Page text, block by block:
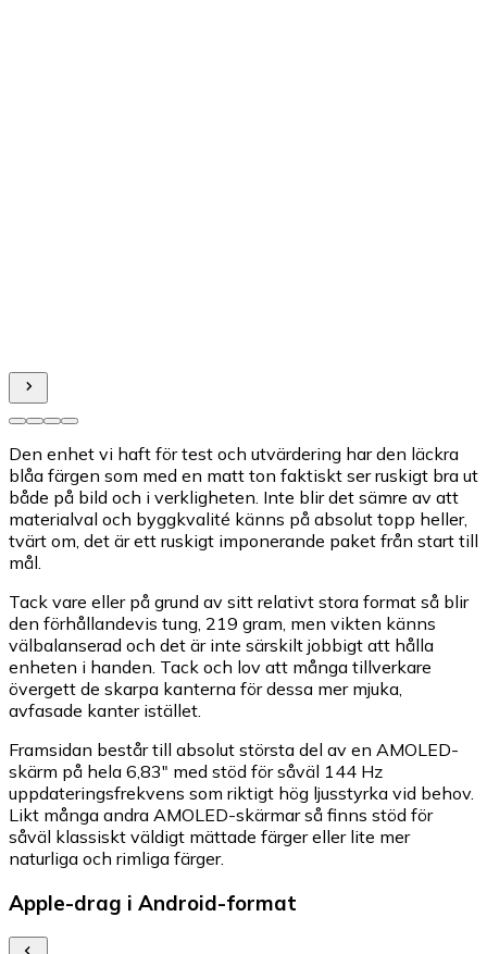
Den enhet vi haft för test och utvärdering har den läckra
blåa färgen som med en matt ton faktiskt ser ruskigt bra ut
både på bild och i verkligheten. Inte blir det sämre av att
materialval och byggkvalité känns på absolut topp heller,
tvärt om, det är ett ruskigt imponerande paket från start till
mål.
Tack vare eller på grund av sitt relativt stora format så blir
den förhållandevis tung, 219 gram, men vikten känns
välbalanserad och det är inte särskilt jobbigt att hålla
enheten i handen. Tack och lov att många tillverkare
övergett de skarpa kanterna för dessa mer mjuka,
avfasade kanter istället.
Framsidan består till absolut största del av en AMOLED-
skärm på hela 6,83" med stöd för såväl 144 Hz
uppdateringsfrekvens som riktigt hög ljusstyrka vid behov.
Likt många andra AMOLED-skärmar så finns stöd för
såväl klassiskt väldigt mättade färger eller lite mer
naturliga och rimliga färger.
Apple-drag i Android-format